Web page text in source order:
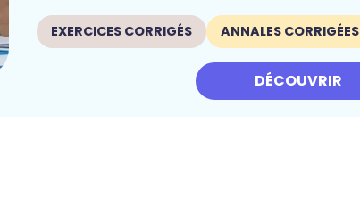
EXERCICES CORRIGÉS ANNALES CORRIGÉES
DÉCOUVRIR